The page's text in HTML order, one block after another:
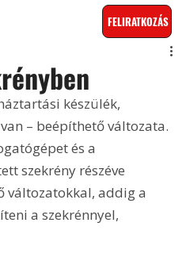
FELIRATKOZÁS
készülék,
– beépíthető változata.
és a
szekrény részéve
változatokkal, addig a
a szekrénnyel,